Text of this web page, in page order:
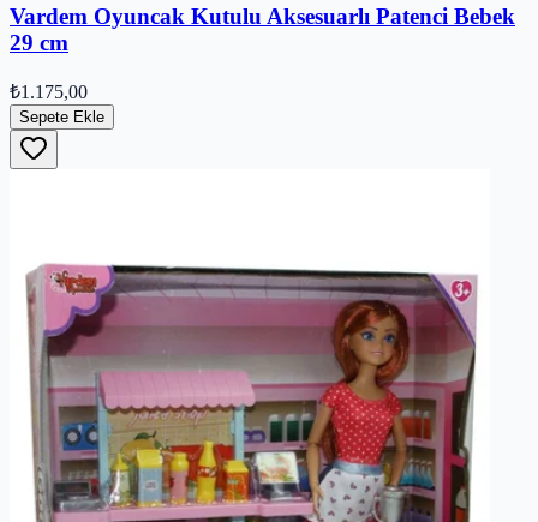
Vardem Oyuncak Kutulu Aksesuarlı Patenci Bebek
29 cm
₺1.175,00
Sepete Ekle